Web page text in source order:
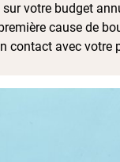
votre budget
cause de
contact avec votre